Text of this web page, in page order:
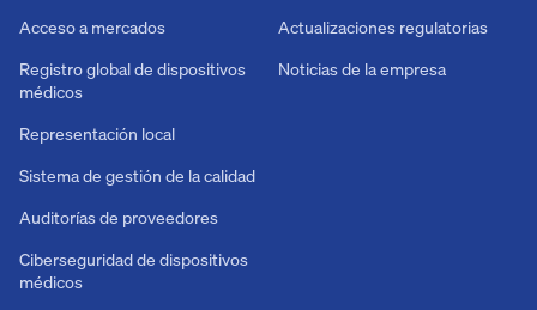
Actualizaciones regulatorias
Noticias de la empresa
Acceso a mercados
Registro global de dispositivos
médicos
Representación local
Sistema de gestión de la calidad
Auditorías de proveedores
Ciberseguridad de dispositivos
médicos